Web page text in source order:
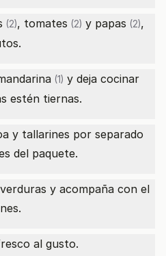
(2), tomates (2) y papas (2),
(1) y deja cocinar
estén tiernas.
y tallarines por separado
del paquete.
y acompaña con el
al gusto.